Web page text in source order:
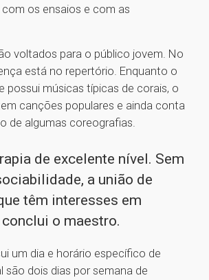
os ensaios e com as
voltados para o público jovem. No
está no repertório. Enquanto o
possui músicas típicas de corais, o
canções populares e ainda conta
de algumas coreografias.
de excelente nível. Sem
a união de
têm interesses em
conclui o maestro.
um dia e horário específico de
são dois dias por semana de